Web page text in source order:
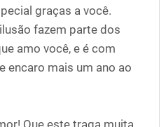
graças a você.
fazem parte dos
amo você, e é com
encaro mais um ano ao